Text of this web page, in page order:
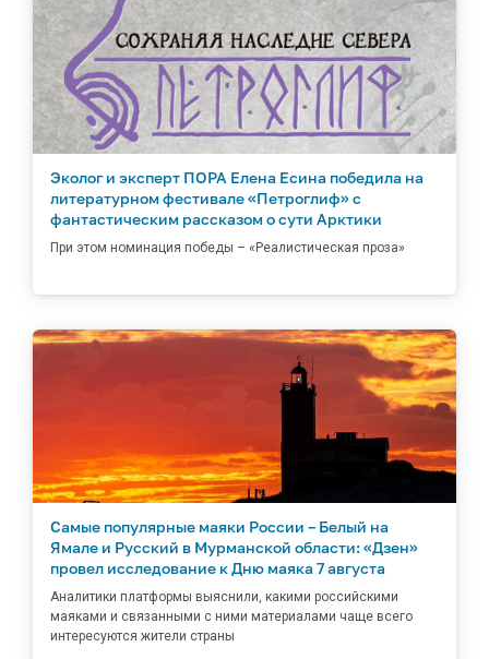
Эколог и эксперт ПОРА Елена Есина победила на
литературном фестивале «Петроглиф» с
фантастическим рассказом о сути Арктики
При этом номинация победы – «Реалистическая проза»
Самые популярные маяки России – Белый на
Ямале и Русский в Мурманской области: «Дзен»
провел исследование к Дню маяка 7 августа
Аналитики платформы выяснили, какими российскими
маяками и связанными с ними материалами чаще всего
интересуются жители страны